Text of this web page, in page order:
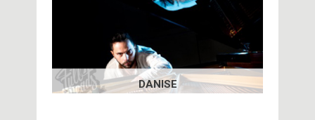
DANISE